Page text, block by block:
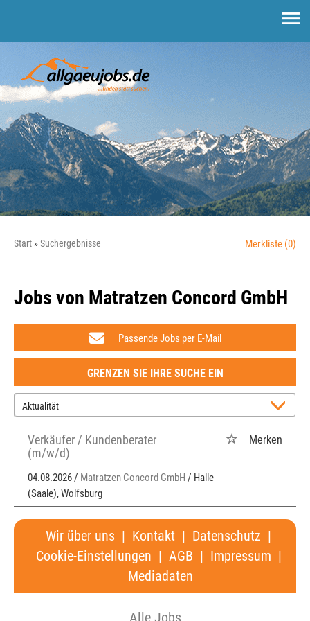
Start Suchergebnisse Merkliste (0)
Jobs von Matratzen Concord GmbH
Passende Jobs per E-Mail
GRENZEN SIE IHRE SUCHE EIN
Verkäufer / Kundenberater
(m/w/d)
04.08.2026 / Matratzen Concord GmbH / Halle
(Saale), Wolfsburg
Merken
Wir über uns | Kontakt | Datenschutz |
Cookie-Einstellungen | AGB | Impressum |
Mediadaten
Alle Jobs